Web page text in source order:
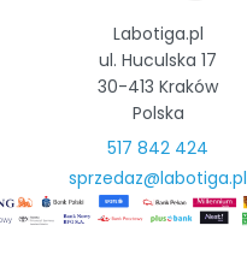
Labotiga.pl
ul. Huculska 17
30-413 Kraków
Polska
517 842 424
sprzedaz@labotiga.pl